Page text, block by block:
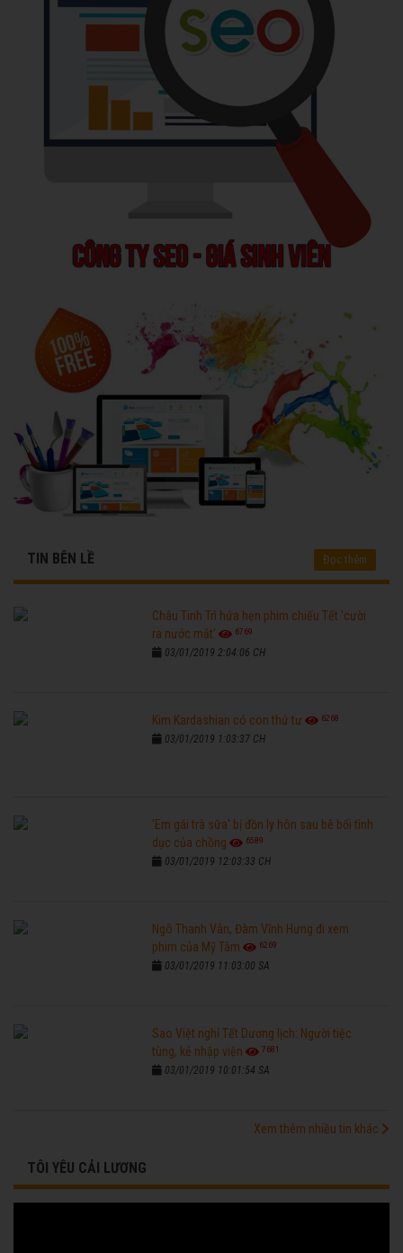
TIN BÊN LỀ Đọc thêm
Châu Tinh Trì hứa hẹn phim chiếu Tết 'cười
ra nước mắt'
6769
03/01/2019 2:04:06 CH
Kim Kardashian có con thứ tư 6268
03/01/2019 1:03:37 CH
'Em gái trà sữa' bị đồn ly hôn sau bê bối tình
dục của chồng
6589
03/01/2019 12:03:33 CH
Ngô Thanh Vân, Đàm Vĩnh Hưng đi xem
phim của Mỹ Tâm
6269
03/01/2019 11:03:00 SA
Sao Việt nghỉ Tết Dương lịch: Người tiệc
tùng, kẻ nhập viện
7681
03/01/2019 10:01:54 SA
Xem thêm nhiều tin khác
TÔI YÊU CẢI LƯƠNG